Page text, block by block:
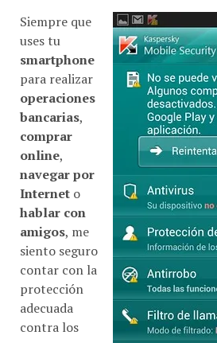
Siempre que
uses tu
smartphone
para realizar
operaciones
bancarias,
comprar
online,
navegar por
Internet o
hablar con
amigos, me
siento seguro
contar con la
protección
adecuada
contra los